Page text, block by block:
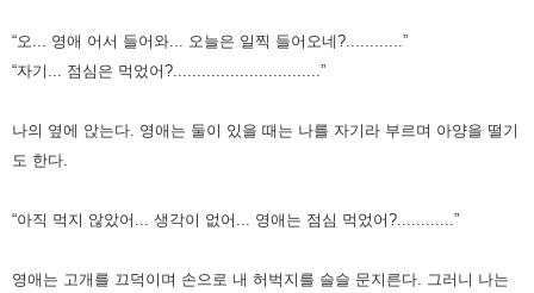
“오... 영애 어서 들어와... 오늘은 일찍 들어오네?............”
“자기... 점심은 먹었어?...............................”
나의 옆에 앉는다. 영애는 둘이 있을 때는 나를 자기라 부르며 아양을 떨기
도 한다.
“아직 먹지 않았어... 생각이 없어... 영애는 점심 먹었어?............”
영애는 고개를 끄덕이며 손으로 내 허벅지를 슬슬 문지른다.
그러니 나는